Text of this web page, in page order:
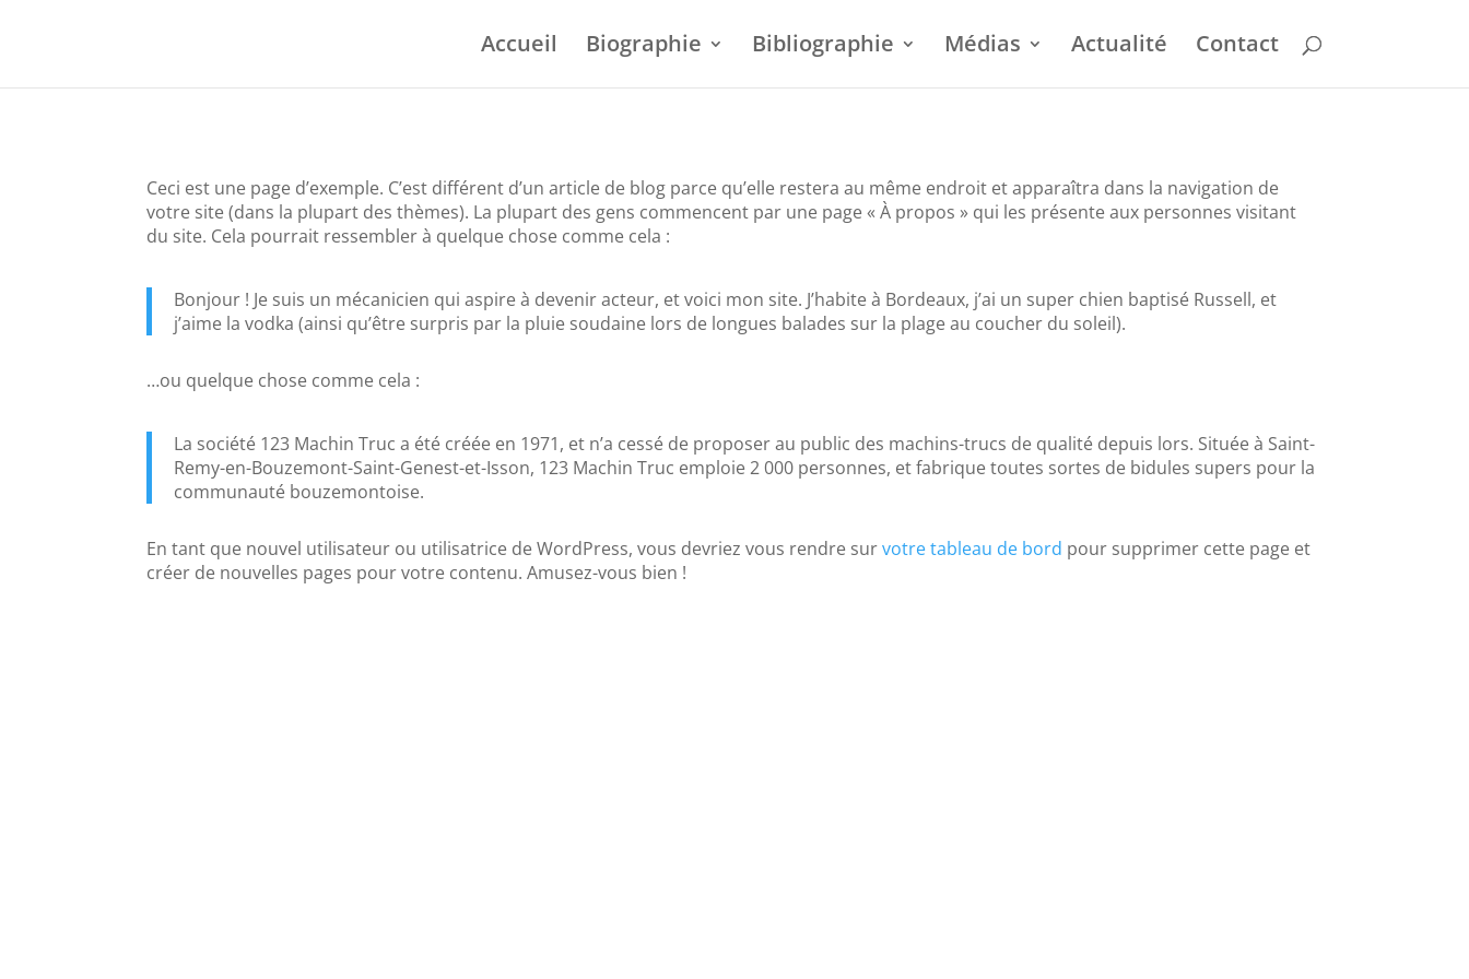
Accueil Biographie Bibliographie Médias Actualité Contact
Ceci est une page d’exemple. C’est différent d’un article de blog parce qu’elle restera au même endroit et apparaîtra dans la navigation de
votre site (dans la plupart des thèmes). La plupart des gens commencent par une page « À propos » qui les présente aux personnes visitant
du site. Cela pourrait ressembler à quelque chose comme cela :
Bonjour ! Je suis un mécanicien qui aspire à devenir acteur, et voici mon site. J’habite à Bordeaux, j’ai un super chien baptisé Russell, et
j’aime la vodka (ainsi qu’être surpris par la pluie soudaine lors de longues balades sur la plage au coucher du soleil).
…ou quelque chose comme cela :
La société 123 Machin Truc a été créée en 1971, et n’a cessé de proposer au public des machins-trucs de qualité depuis lors. Située à Saint-
Remy-en-Bouzemont-Saint-Genest-et-Isson, 123 Machin Truc emploie 2 000 personnes, et fabrique toutes sortes de bidules supers pour la
communauté bouzemontoise.
En tant que nouvel utilisateur ou utilisatrice de WordPress, vous devriez vous rendre survotre tableau de bord pour supprimer cette page et
créer de nouvelles pages pour votre contenu. Amusez-vous bien !